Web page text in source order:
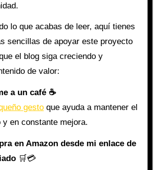
lo que acabas de leer, aquí tienes
sencillas de apoyar este proyecto
el blog siga creciendo y
de valor:
a un café ☕
gesto que ayuda a mantener el
y en constante mejora.
en Amazon desde mi enlace de
🛒💳